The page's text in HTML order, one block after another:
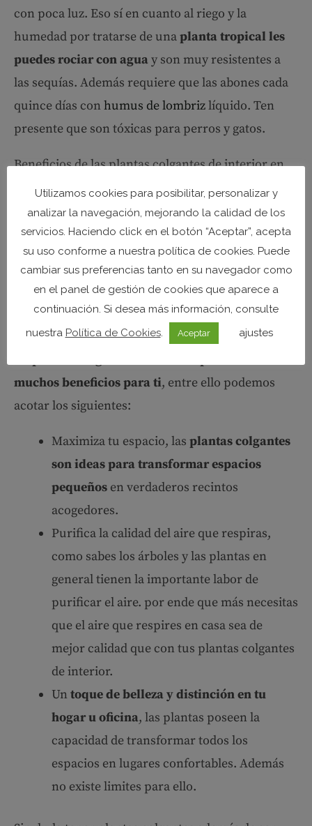
con poca luz. Eso sí en cuanto al riego y la
humedad por tratarse de unaplanta tropical les
puedes rociar con agua y son muy resistentes a
las sequías. Además requiere que las abones cada
quince días conhumus de lombrizlíquido. Ten
presente que son tóxicas para perros y gatos.
Beneficios de las plantas colgantes de interior en
Humus Natural
muchos beneficios para ti, entre ello podemos
acotar los siguientes:
Maximiza tu espacio, las plantas colgantes
son ideas para transformar espacios
pequeños en verdaderos recintos
acogedores.
Purifica la calidad del aire que respiras,
como sabes los árboles y las plantas en
general tienen la importante labor de
purificar el aire. por ende que más necesitas
que el aire que respires en casa sea de
mejor calidad que con tus plantas colgantes
de interior.
Untoque de belleza y distinción en tu
hogar u oficina, las plantas poseen la
capacidad de transformar todos los
espacios en lugares confortables. Además
no existe limites para ello.
Utilizamos cookies para posibilitar, personalizar y
analizar la navegación, mejorando la calidad de los
servicios. Haciendo click en el botón “Aceptar”, acepta
su uso conforme a nuestra política de cookies. Puede
cambiar sus preferencias tanto en su navegador como
en el panel de gestión de cookies que aparece a
continuación. Si desea más información, consulte
nuestra Política de Cookies. Aceptar ajustes